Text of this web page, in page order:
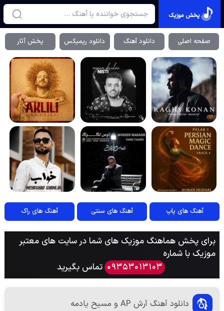
پخش موزیک
صفحه اصلی دانلود آهنگ دانلود ریمیکس پخش آثار
آهنگ های پاپ آهنگ های سنتی آهنگ های راک
برای پخش هماهنگ موزیک های شما در سایت های معتبر
موزیک با شماره
09353013103 تماس بگیرید
دانلود آهنگ آرش AP و مسیح یادمه